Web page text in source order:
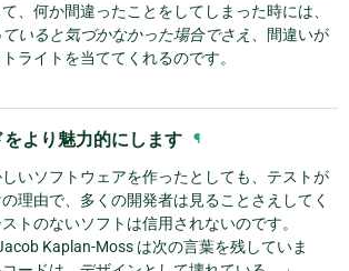
、何か間違ったことをしてしまった時には、
いると気づかなかった場合でさえ
、間違いが
ライトを当ててくれるのです。
より魅力的にします ¶
いソフトウェアを作ったとしても、テストが
理由で、多くの開発者は見ることさえしてく
トのないソフトは信用されないのです。
Kaplan-Moss は次の言葉を残していま